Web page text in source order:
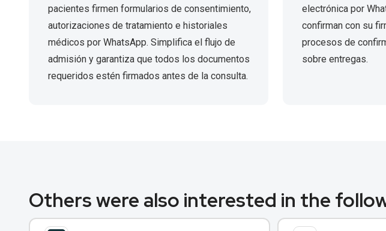
pacientes firmen formularios de consentimiento,
autorizaciones de tratamiento e historiales
médicos por WhatsApp. Simplifica el flujo de
admisión y garantiza que todos los documentos
requeridos estén firmados antes de la consulta.
electrónica por
confirman con su
procesos de
sobre entregas.
Others were also interested in the